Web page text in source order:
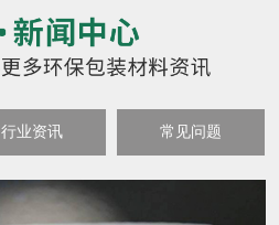
行业资讯 常见问题